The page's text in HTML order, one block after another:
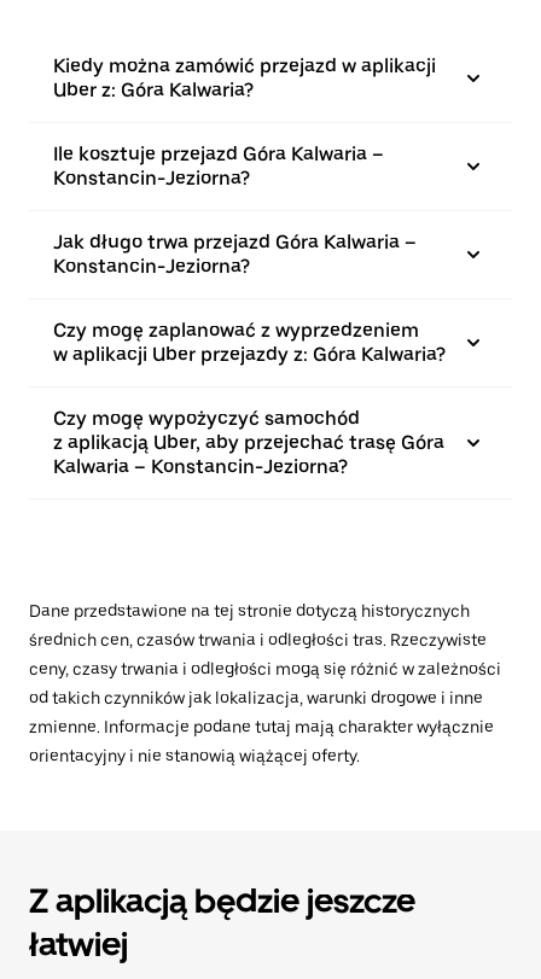
Kiedy można zamówić przejazd w aplikacji
Uber z: Góra Kalwaria?
Ile kosztuje przejazd Góra Kalwaria –
Konstancin-Jeziorna?
Jak długo trwa przejazd Góra Kalwaria –
Konstancin-Jeziorna?
Czy mogę zaplanować z wyprzedzeniem
w aplikacji Uber przejazdy z: Góra Kalwaria?
Czy mogę wypożyczyć samochód
z aplikacją Uber, aby przejechać trasę Góra
Kalwaria – Konstancin-Jeziorna?
Dane przedstawione na tej stronie dotyczą historycznych
średnich cen, czasów trwania i odległości tras. Rzeczywiste
ceny, czasy trwania i odległości mogą się różnić w zależności
od takich czynników jak lokalizacja, warunki drogowe i inne
zmienne. Informacje podane tutaj mają charakter wyłącznie
orientacyjny i nie stanowią wiążącej oferty.
Z aplikacją będzie jeszcze
łatwiej